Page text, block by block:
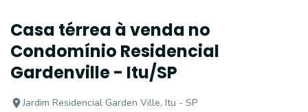
Casa térrea à venda no
Condomínio Residencial
Gardenville - Itu/SP
Jardim Residencial Garden Ville, Itu - SP